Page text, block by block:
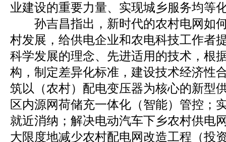
业建设的重要力量、实现城乡服务均等
孙吉昌指出，新时代的农村电网如
村发展，给供电企业和农电科技工作者
科学发展的理念、先进适用的技术，根
构，制定差异化标准，建设技术经济性
筑以（农村）配电变压器为核心的新型
区内源网荷储充一体化（智能）管控；
就近消纳；解决电动汽车下乡农村供电
大限度地减少农村配电网改造工程（投